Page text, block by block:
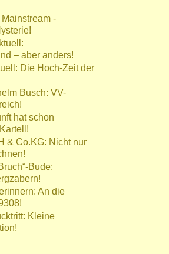
-
– aber anders!
Die Hoch-Zeit der
Busch: VV-
hat schon
& Co.KG: Nicht nur
Bude:
An die
Kleine